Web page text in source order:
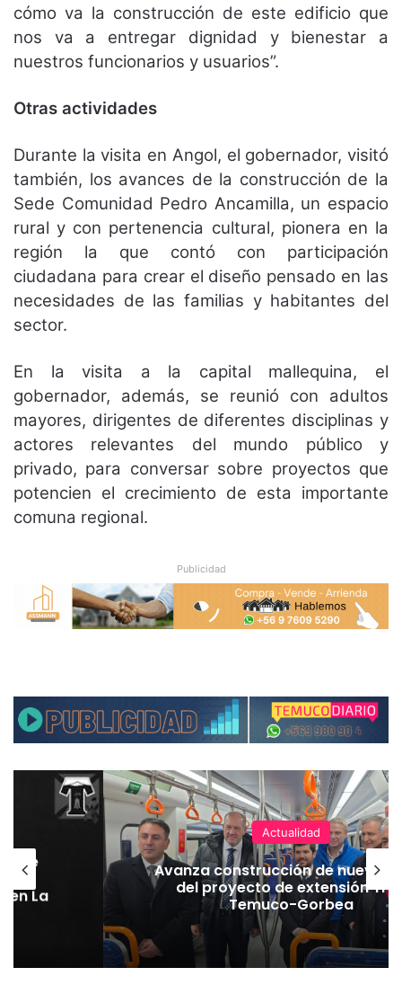
cómo va la construcción de este edificio que
nos va a entregar dignidad y bienestar a
nuestros funcionarios y usuarios”.
Otras actividades
Durante la visita en Angol, el gobernador, visitó
también, los avances de la construcción de la
Sede Comunidad Pedro Ancamilla, un espacio
rural y con pertenencia cultural, pionera en la
región la que contó con participación
ciudadana para crear el diseño pensado en las
necesidades de las familias y habitantes del
sector.
En la visita a la capital mallequina, el
gobernador, además, se reunió con adultos
mayores, dirigentes de diferentes disciplinas y
actores relevantes del mundo público y
privado, para conversar sobre proyectos que
potencien el crecimiento de esta importante
comuna regional.
Publicidad
en La
Actualidad
Avanza construcción de nuevas
del proyecto de extensión
Temuco-Gorbea